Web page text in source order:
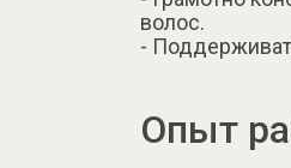
волос.
-
Опыт